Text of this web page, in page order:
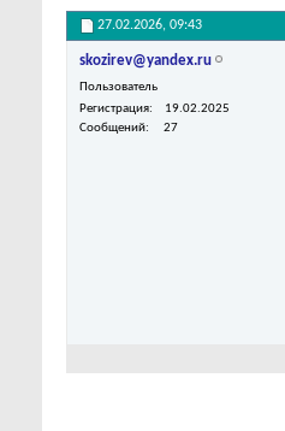
27.02.2026, 09:43
skozirev@yandex.ru
Пользователь
Регистрация
19.02.2025
Сообщений
27